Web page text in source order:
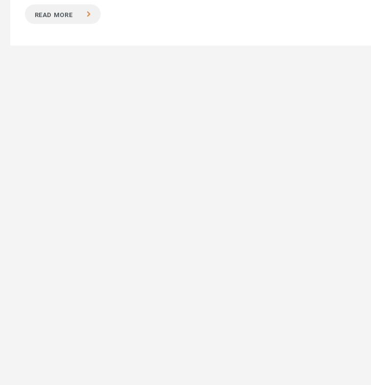
Hit enter to search or ESC to close
READ MORE